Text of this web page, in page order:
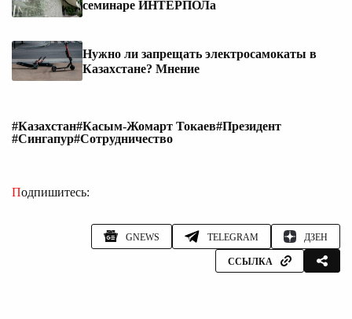
семинаре ИНТЕРПОЛа
Нужно ли запрещать электросамокаты в
Казахстане? Мнение
#Казахстан#Касым-Жомарт Токаев#Президент
#Сингапур#Сотрудничество
Подпишитесь:
GNEWS TELEGRAM ДЗЕН
ССЫЛКА